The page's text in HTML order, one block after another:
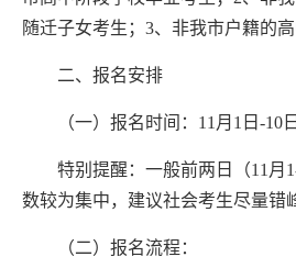
随迁子女考生； 3、非我市户籍的
二、报名安排
（一）报名时间： 11 月 1 日 -10
特别提醒：一般前两 日（11 月
数较为集中，建议社会考生尽量错
（二） 报名流程：